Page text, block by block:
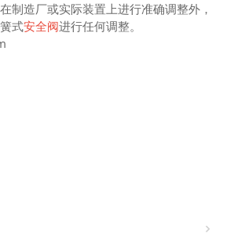
制造厂或实际装置上进行准确调整外，
式安全阀进行任何调整。